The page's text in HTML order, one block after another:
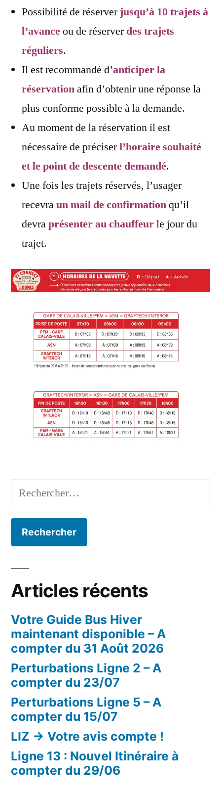
Possibilité de réserver jusqu’à 10 trajets à
l’avanceou de réserver des trajets
réguliers.
Il est recommandé d’anticiper la
réservationafin d’obtenir une réponse la
plus conforme possible à la demande.
Au moment de la réservation il est
nécessaire de préciserl’horaire souhaité
et le point de descente demandé.
Une fois les trajets réservés, l’usager
recevraun mail de confirmationqu’il
devraprésenter au chauffeurle jour du
trajet.
Rechercher :
Articles récents
Votre Guide Bus Hiver
maintenant disponible – A
compter du 31 Août 2026
Perturbations Ligne 2 – A
compter du 23/07
Perturbations Ligne 5 – A
compter du 15/07
LIZ -> Votre avis compte !
Ligne 13 : Nouvel Itinéraire à
compter du 29/06